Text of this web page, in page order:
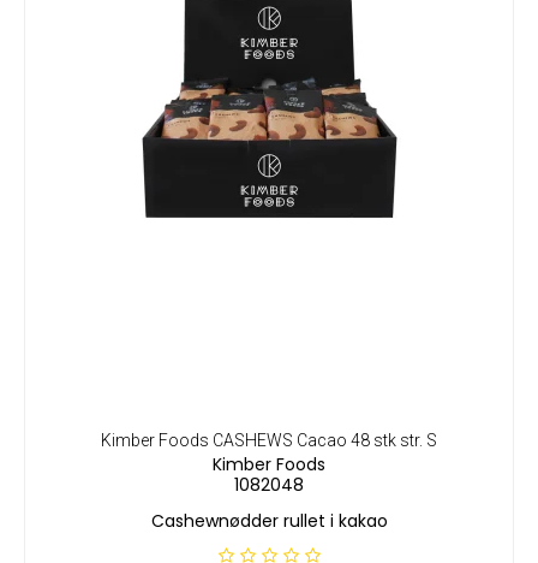
Kimber Foods CASHEWS Cacao 48 stk str. S
Kimber Foods
1082048
Cashewnødder rullet i kakao